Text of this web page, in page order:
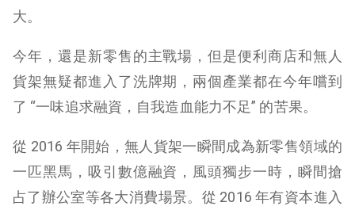
大。
今年，還是新零售的主戰場，但是便利商店和無人
貨架無疑都進入了洗牌期，兩個產業都在今年嚐到
了 “一味追求融資，自我造血能力不足” 的苦果。
從 2016 年開始，無人貨架一瞬間成為新零售領域的
一匹黑馬，吸引數億融資，風頭獨步一時，瞬間搶
占了辦公室等各大消費場景。從 2016 年有資本進入